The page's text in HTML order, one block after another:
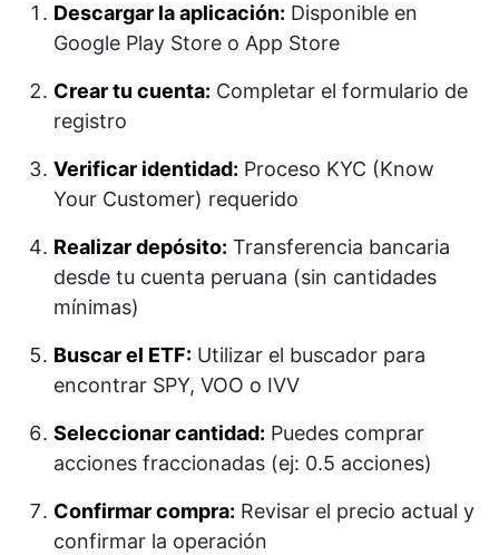
Descargar la aplicación: Disponible en
Google Play Store o App Store
Crear tu cuenta: Completar el formulario de
registro
Verificar identidad: Proceso KYC (Know
Your Customer) requerido
Realizar depósito: Transferencia bancaria
desde tu cuenta peruana (sin cantidades
mínimas)
Buscar el ETF: Utilizar el buscador para
encontrar SPY, VOO o IVV
Seleccionar cantidad: Puedes comprar
acciones fraccionadas (ej: 0.5 acciones)
Confirmar compra: Revisar el precio actual y
confirmar la operación